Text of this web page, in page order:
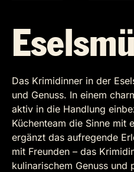
Das Krimidinner in der
und Genuss. In einem
aktiv in die Handlung
Küchenteam die Sinne mit
ergänzt das aufregende
mit Freunden – das
kulinarischem Genuss